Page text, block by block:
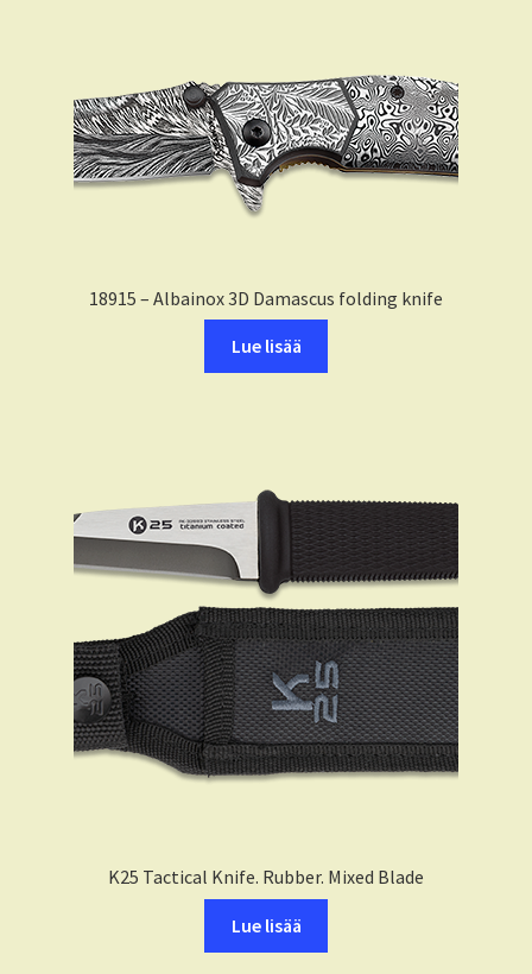
18915 – Albainox 3D Damascus folding knife
Lue lisää
K25 Tactical Knife. Rubber. Mixed Blade
Lue lisää